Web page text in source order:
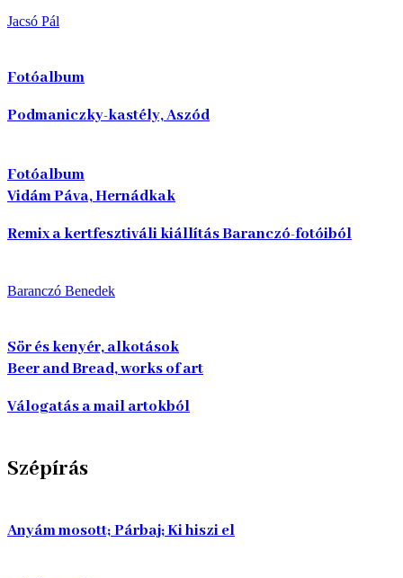
Jacsó Pál
Fotóalbum
Podmaniczky-kastély, Aszód
Fotóalbum
Vidám Páva, Hernádkak
Remix a kertfesztiváli kiállítás Baranczó-fotóiból
Baranczó Benedek
Sör és kenyér, alkotások
Beer and Bread, works of art
Válogatás a mail artokból
Szépírás
Anyám mosott; Párbaj; Ki hiszi el